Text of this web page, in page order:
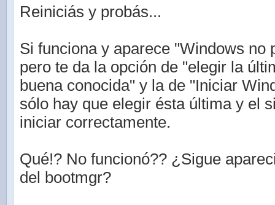
Reiniciás y probás...
Si funciona y aparece "Windows no
pero te da la opción de "elegir la
buena conocida" y la de "Iniciar
sólo hay que elegir ésta última y el
iniciar correctamente.
Qué!? No funcionó?? ¿Sigue
del bootmgr?